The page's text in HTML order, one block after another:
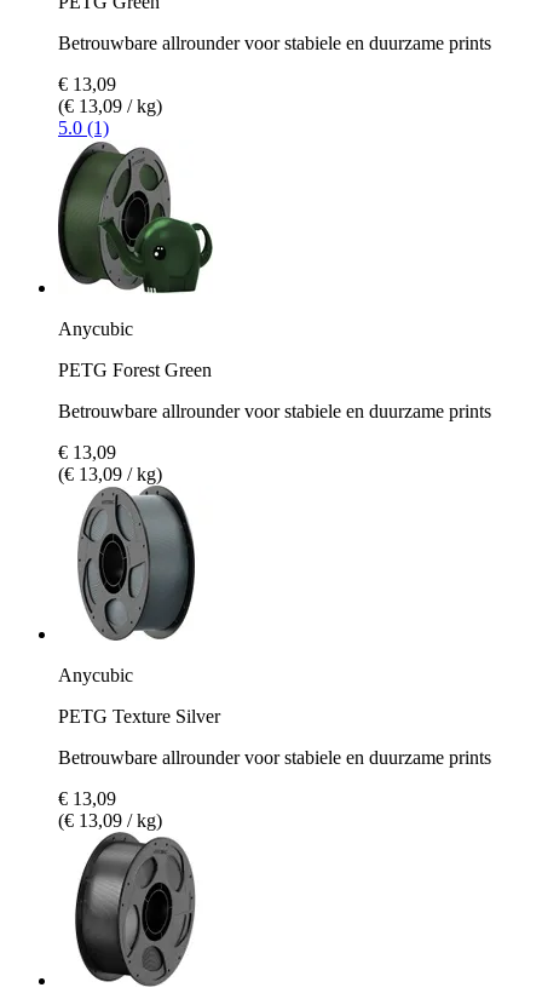
Betrouwbare allrounder voor stabiele en duurzame prints
€ 13,09
(€ 13,09 / kg)
5.0 (1)
Anycubic
PETG Forest Green
Betrouwbare allrounder voor stabiele en duurzame prints
€ 13,09
(€ 13,09 / kg)
Anycubic
PETG Texture Silver
Betrouwbare allrounder voor stabiele en duurzame prints
€ 13,09
(€ 13,09 / kg)